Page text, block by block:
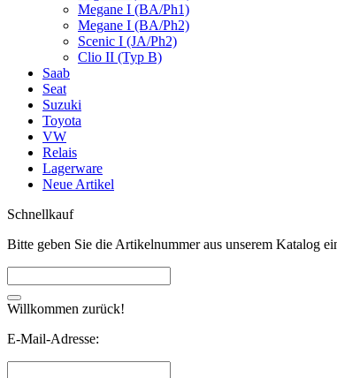
Megane I (BA/Ph1)
Megane I (BA/Ph2)
Scenic I (JA/Ph2)
Clio II (Typ B)
Saab
Seat
Suzuki
Toyota
VW
Relais
Lagerware
Neue Artikel
Schnellkauf
Bitte geben Sie die Artikelnummer aus unserem Katalog
Willkommen zurück!
E-Mail-Adresse: